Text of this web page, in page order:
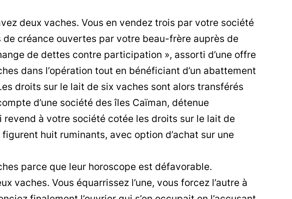
deux vaches. Vous en vendez trois par votre société
créance ouvertes par votre beau-frère auprès de
de dettes contre participation », assorti d’une offre
dans l’opération tout en bénéficiant d’un abattement
droits sur le lait de six vaches sont alors transférés
d’une société des îles Caïman, détenue
à votre société cotée les droits sur le lait de
huit ruminants, avec option d’achat sur une
parce que leur horoscope est défavorable.
vaches. Vous équarrissez l’une, vous forcez l’autre à